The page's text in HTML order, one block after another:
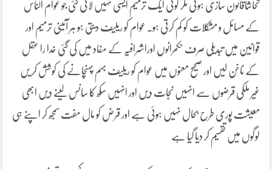
تحاشاقانون سازی ہوئی مگر کوئی ایک ترمیم ایسی نہیں لائی گئی جو عوام الناس
کے مسائل و مشکلات کو کم کرتی ہو۔ عوام کو ریلیف دیتی ہو ہر آئینی ترمیم اور
قوانین میں تبدیلی صرف حکمرانوں اوراشرافیہ کے مفاد میں کی گئی خدا را عقل
کے ناخن لیں اور صحیح معنوں میں عوام کو ریلیف بہم پہنچانے کی کوشش کر یں
غیر ملکی قرضوں سے انہیں نجات دیں اور انہیں سکھ کا سانس لینے دیں ابھی
معیشت پوری طرح بحال نہیں ہوئی ہے اور قرض کو مال مفت سمجھ کر اپنے ہی
لوگوں میں تقسیم کر دیا گیا ہے